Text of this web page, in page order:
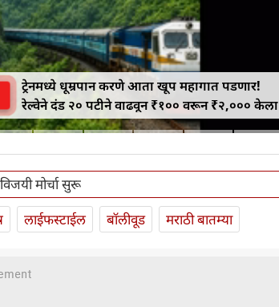
ट्रेनमध्ये धूम्रपान करणे आता खूप महागात पडणार!
रेल्वेने दंड २० पटीने वाढवून ₹१०० वरून ₹२,००० केला
मोर्चा सुरू
लाईफस्टाईल बॉलीवूड मराठी बातम्या